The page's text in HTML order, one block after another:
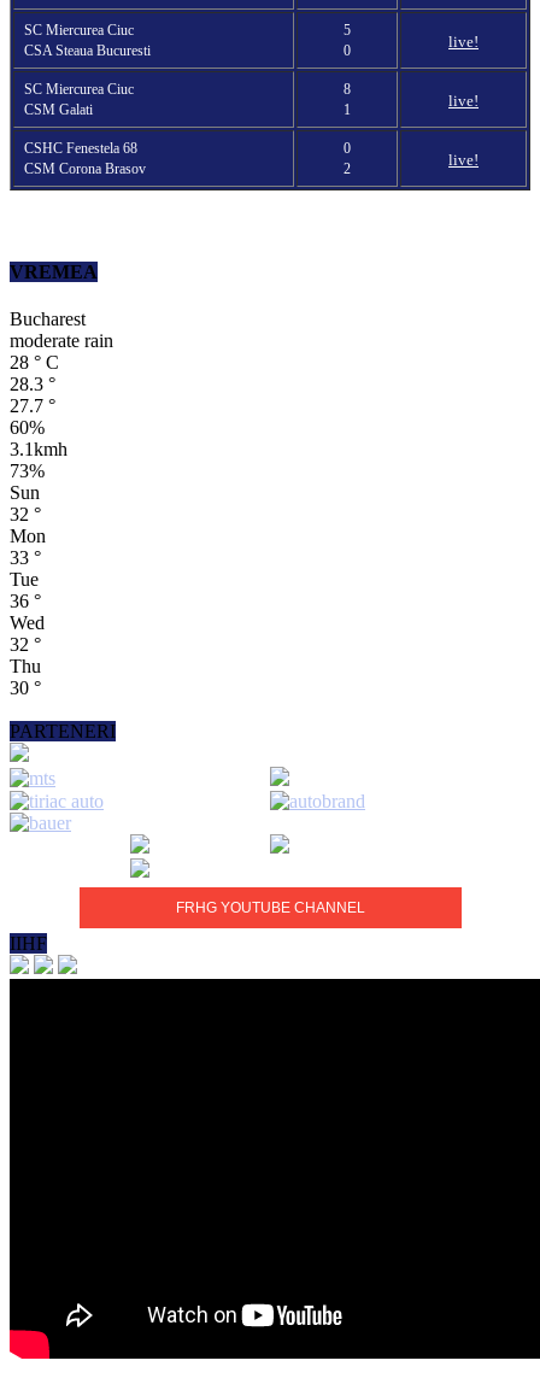
SC Miercurea Ciuc
CSA Steaua Bucuresti
5
0
live!
SC Miercurea Ciuc
CSM Galati
8
1
live!
CSHC Fenestela 68
CSM Corona Brasov
0
2
live!
VREMEA
Bucharest
moderate rain
28 ° C
28.3 °
27.7 °
60%
3.1kmh
73%
Sun
32 °
Mon
33 °
Tue
36 °
Wed
32 °
Thu
30 °
PARTENERI
FRHG YOUTUBE CHANNEL
IIHF